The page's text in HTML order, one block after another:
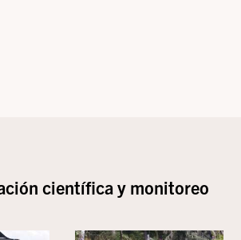
científica y monitoreo